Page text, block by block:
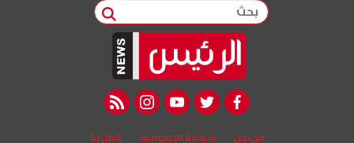
بحث
facebook
twitter
youtube
instagram
rss feed
من نحن سياسة الخصوصية اتصل بنا